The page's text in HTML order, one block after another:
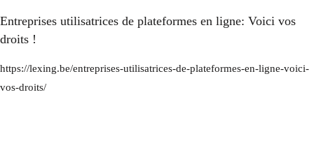
Entreprises utilisatrices de plateformes en ligne: Voici vos
droits !
https://lexing.be/entreprises-utilisatrices-de-plateformes-en-ligne-voici-
vos-droits/